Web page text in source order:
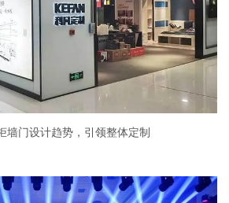
墙门设计趋势，引领整体定制